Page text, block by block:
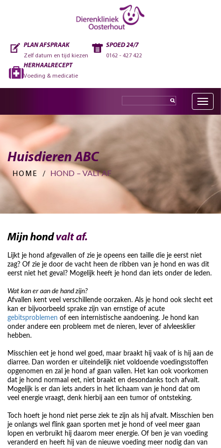
PLAN AFSPRAAK
Zelf datum en tijd kiezen
SPOED 24/7
0162 - 427 422
HERHAALRECEPT
Voeding & medicatie
Toggle
Huisdieren ABC
HOME / HOND – VALT AF
Mijn hondvalt af.
Lijkt je hond afgevallen of zie je opeens een taille die je eerst niet
zag? Of zie je door de vacht heen de ribben van je hond en was dit
eerst niet het geval? Mogelijk heeft je hond dan iets onder de leden.
Wat kan er aan de hand zijn?
Afvallen kent veel verschillende oorzaken. Als je hond ook slecht eet
kan er bijvoorbeeld sprake zijn van ernstige of acute
gebitsproblemen of een internistische aandoening. Je hond kan
onder andere een probleem met de nieren, lever of alvleesklier
hebben.
Misschien eet je hond wel goed, maar braakt hij vaak of is hij aan de
diarree. Dan worden er uiteindelijk niet voldoende voedingsstoffen
opgenomen en zal je hond af gaan vallen. Het kan ook voorkomen
dat je hond normaal eet, niet braakt en desondanks toch afvalt.
Mogelijk is er dan iets anders in het lichaam van je hond dat om
veel energie vraagt, denk hierbij aan een tumor of ontsteking.
Toch hoeft je hond niet perse ziek te zijn als hij afvalt. Misschien ben
je onlangs wel flink gaan sporten met je hond of veel meer gaan
lopen en verbruikt hij daarom meer energie. Of ben je van voeding
veranderd en heeft hij van de nieuwe voeding meer nodig dan van